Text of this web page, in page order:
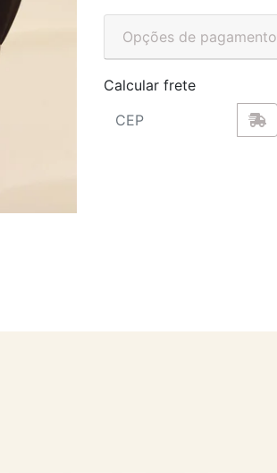
Opções de pagamento
Calcular frete